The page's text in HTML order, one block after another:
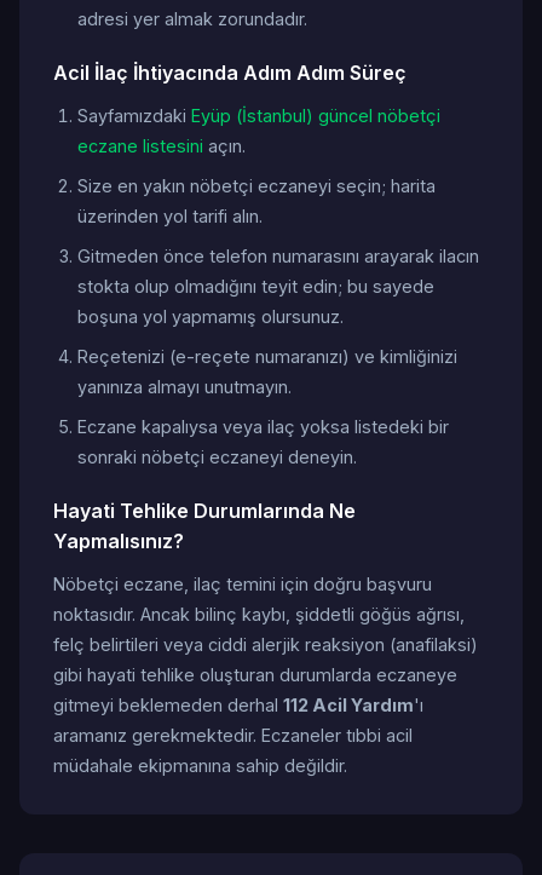
adresi yer almak zorundadır.
Acil İlaç İhtiyacında Adım Adım Süreç
Sayfamızdaki Eyüp (İstanbul) güncel nöbetçi
eczane listesini açın.
Size en yakın nöbetçi eczaneyi seçin; harita
üzerinden yol tarifi alın.
Gitmeden önce telefon numarasını arayarak ilacın
stokta olup olmadığını teyit edin; bu sayede
boşuna yol yapmamış olursunuz.
Reçetenizi (e-reçete numaranızı) ve kimliğinizi
yanınıza almayı unutmayın.
Eczane kapalıysa veya ilaç yoksa listedeki bir
sonraki nöbetçi eczaneyi deneyin.
Hayati Tehlike Durumlarında Ne
Yapmalısınız?
Nöbetçi eczane, ilaç temini için doğru başvuru
noktasıdır. Ancak bilinç kaybı, şiddetli göğüs ağrısı,
felç belirtileri veya ciddi alerjik reaksiyon (anafilaksi)
gibi hayati tehlike oluşturan durumlarda eczaneye
gitmeyi beklemeden derhal 112 Acil Yardım'ı
aramanız gerekmektedir. Eczaneler tıbbi acil
müdahale ekipmanına sahip değildir.